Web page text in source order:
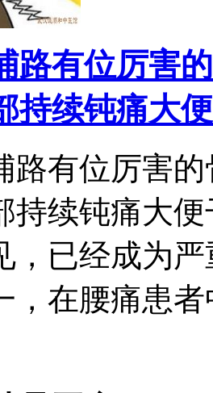
路有位厉害
持续钝痛大便
路有位厉害
持续钝痛大
，已经成为
，在腰痛患者